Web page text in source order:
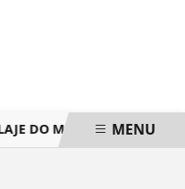
DO MURIAÉ DEMENU